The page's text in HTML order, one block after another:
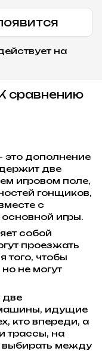
на
сравнению
это дополнение
две
игровом поле,
гонщиков,
с
игры.
собой
проезжать
того, чтобы
не могут
две
идущие
кто впереди, а
трассы, на
выбирать между